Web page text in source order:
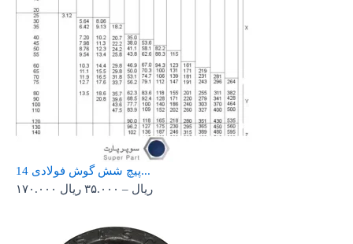
پیچ شش گوش فولادی 14...
۱۷۰.۰۰۰
ریال – ۳۵.۰۰۰ ریال